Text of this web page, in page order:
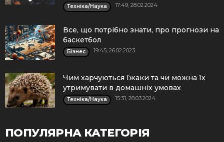
Техніка/Наука 17:49, 28.02.2024
Все, що потрібно знати, про прогнози на
баскетбол
Бізнес 19:45, 26.02.2023
Чим харчуються їжаки та чи можна їх
утримувати в домашніх умовах
Техніка/Наука 15:31, 28.03.2024
ПОПУЛЯРНА КАТЕГОРІЯ